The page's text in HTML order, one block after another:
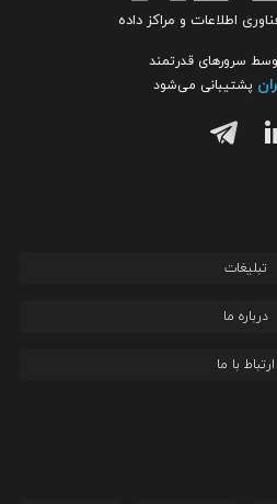
اطلاعات و مراکز داده
سرورهای قدرتمند
پشتیبانی می‌شود
تبلیغات
درباره ما
ارتباط با ما